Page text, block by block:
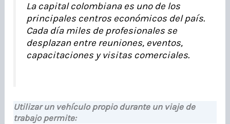
La capital colombiana es uno de los
principales centros económicos del país.
Cada día miles de profesionales se
desplazan entre reuniones, eventos,
capacitaciones y visitas comerciales.
Utilizar un vehículo propio durante un viaje de
trabajo permite: